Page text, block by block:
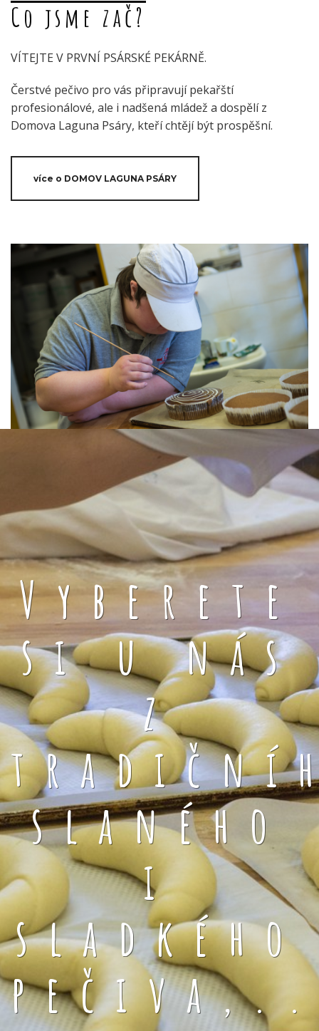
Co jsme zač?
VÍTEJTE V PRVNÍ PSÁRSKÉ PEKÁRNĚ.
Čerstvé pečivo pro vás připravují pekařští
profesionálové, ale i nadšená mládež a dospělí z
Domova Laguna Psáry, kteří chtějí být prospěšní.
více o DOMOV LAGUNA PSÁRY
Vyberete
si u nás
z
slaného
i
sladkého